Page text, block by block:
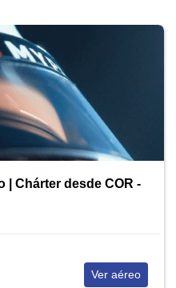
| Chárter desde COR -
Ver aéreo